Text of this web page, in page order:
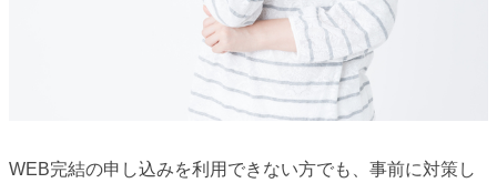
WEB完結の申し込みを利用できない方でも、事前に対策し